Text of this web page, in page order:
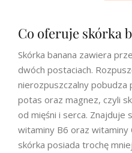
Co oferuje skórka
Skórka banana zawiera
dwóch postaciach.
nierozpuszczalny pobudza
potas oraz magnez, czyli
od mięśni i serca. Znajduje
witaminy B6 oraz witaminy
skórka posiada trochę